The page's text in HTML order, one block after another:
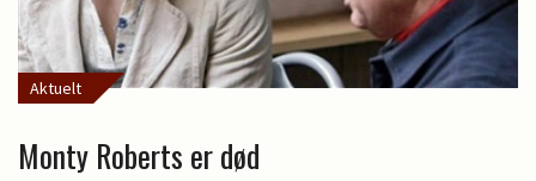
Aktuelt
Monty Roberts er død